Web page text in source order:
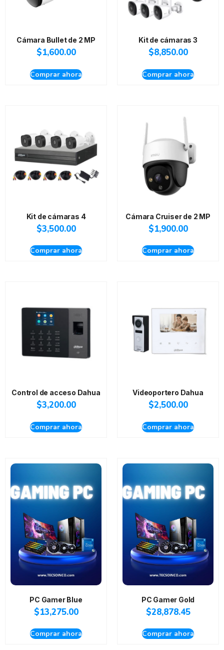
Cámara Bullet de 2 MP
$1,600.00
Comprar ahora
Kit de cámaras 3
$8,850.00
Comprar ahora
Kit de cámaras 4
$3,500.00
Comprar ahora
Cámara Cruiser de 2 MP
$1,900.00
Comprar ahora
Control de acceso Dahua
$3,200.00
Comprar ahora
Videoportero Dahua
$2,500.00
Comprar ahora
PC Gamer Blue
$13,275.00
Comprar ahora
PC Gamer Gold
$28,878.45
Comprar ahora